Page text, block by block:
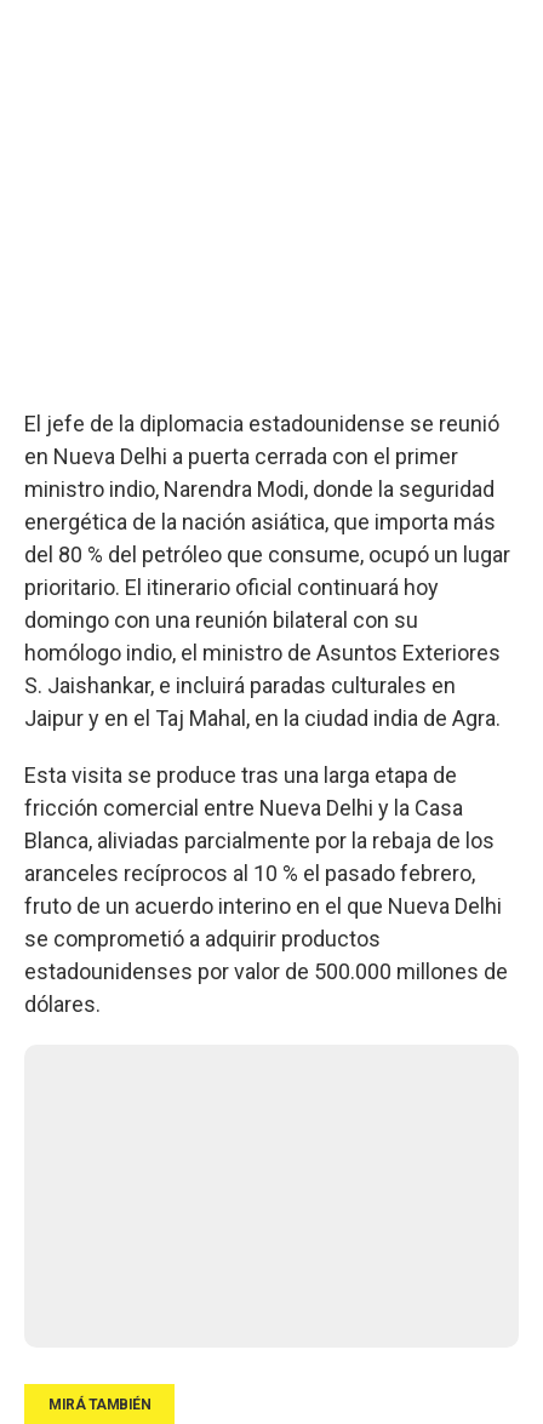
El jefe de la diplomacia estadounidense se reunió
en Nueva Delhi a puerta cerrada con el primer
ministro indio, Narendra Modi, donde la seguridad
energética de la nación asiática, que importa más
del 80 % del petróleo que consume, ocupó un lugar
prioritario. El itinerario oficial continuará hoy
domingo con una reunión bilateral con su
homólogo indio, el ministro de Asuntos Exteriores
S. Jaishankar, e incluirá paradas culturales en
Jaipur y en el Taj Mahal, en la ciudad india de Agra.
Esta visita se produce tras una larga etapa de
fricción comercial entre Nueva Delhi y la Casa
Blanca, aliviadas parcialmente por la rebaja de los
aranceles recíprocos al 10 % el pasado febrero,
fruto de un acuerdo interino en el que Nueva Delhi
se comprometió a adquirir productos
estadounidenses por valor de 500.000 millones de
dólares.